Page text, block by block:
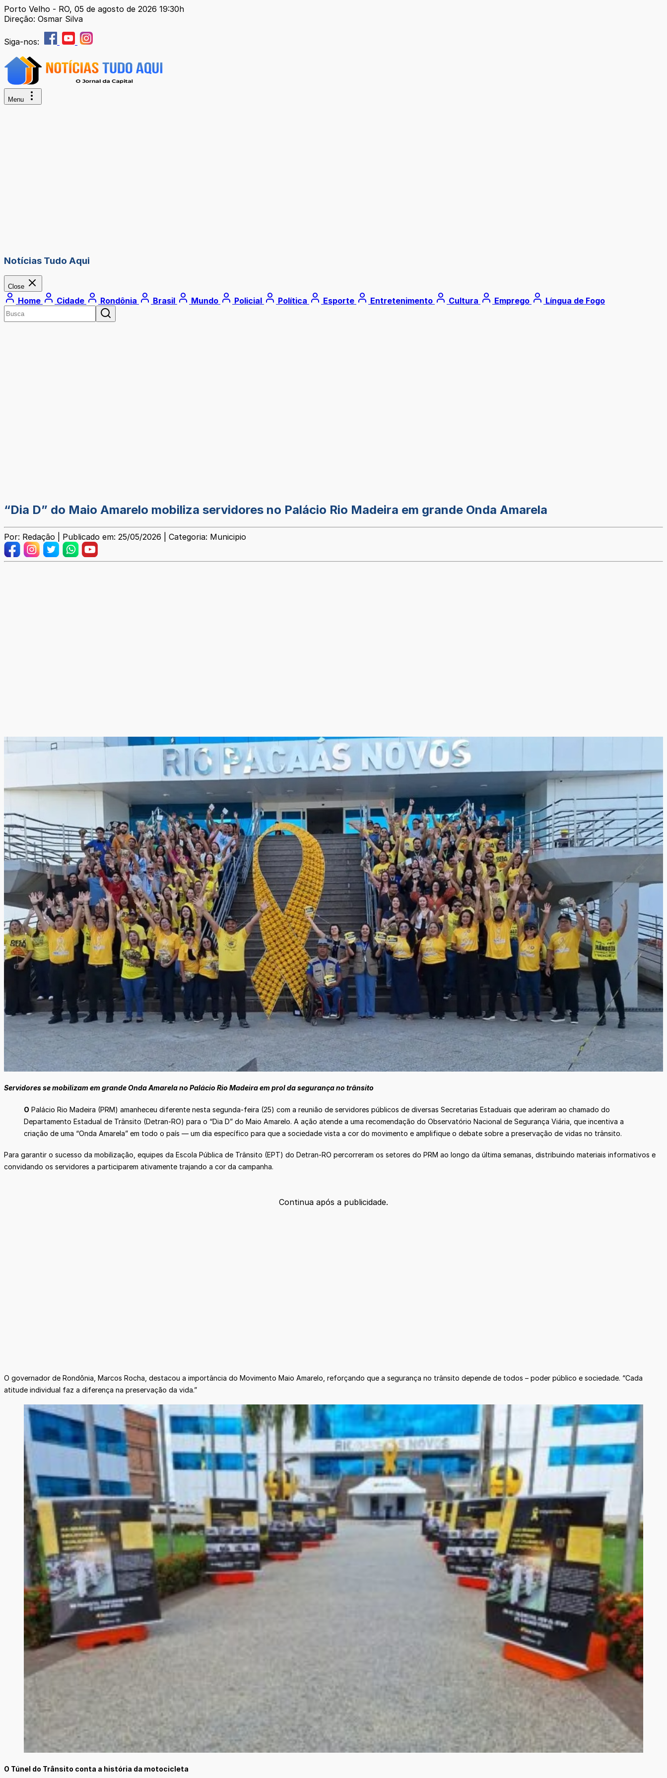
Porto Velho - RO, 05 de agosto de 2026 19:30h
Direção: Osmar Silva
Siga-nos:
Menu
Notícias Tudo Aqui
Close
Home Cidade Rondônia Brasil Mundo Policial Política Esporte Entretenimento Cultura Emprego Língua de Fogo
“Dia D” do Maio Amarelo mobiliza servidores no Palácio Rio Madeira em grande Onda Amarela
Por: Redação | Publicado em: 25/05/2026 | Categoria: Municipio
Servidores se mobilizam em grande Onda Amarela no Palácio Rio Madeira em prol da segurança no trânsito
O Palácio Rio Madeira (PRM) amanheceu diferente nesta segunda-feira (25) com a reunião de servidores públicos de diversas Secretarias Estaduais que aderiram ao chamado do
Departamento Estadual de Trânsito (Detran-RO) para o “Dia D” do Maio Amarelo. A ação atende a uma recomendação do Observatório Nacional de Segurança Viária, que incentiva a
criação de uma “Onda Amarela” em todo o país — um dia específico para que a sociedade vista a cor do movimento e amplifique o debate sobre a preservação de vidas no trânsito.
Para garantir o sucesso da mobilização, equipes da Escola Pública de Trânsito (EPT) do Detran-RO percorreram os setores do PRM ao longo da última semanas, distribuindo materiais informativos e
convidando os servidores a participarem ativamente trajando a cor da campanha.
Continua após a publicidade.
O governador de Rondônia, Marcos Rocha, destacou a importância do Movimento Maio Amarelo, reforçando que a segurança no trânsito depende de todos – poder público e sociedade. “Cada
atitude individual faz a diferença na preservação da vida.”
O Túnel do Trânsito conta a história da motocicleta